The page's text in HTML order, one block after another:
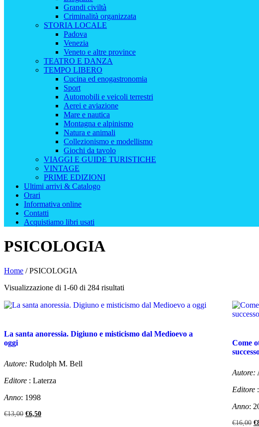
Grandi civiltà
Criminalità organizzata
STORIA LOCALE
Padova
Venezia
Veneto e altre province
TEATRO E DANZA
TEMPO LIBERO
Cucina ed enogastronomia
Sport
Automobili e veicoli terrestri
Aerei e aviazione
Mare e nautica
Montagna e alpinismo
Natura e animali
Collezionismo e modellismo
Giochi da tavolo
VIAGGI E GUIDE TURISTICHE
VINTAGE
PRIME EDIZIONI
Ultimi arrivi & Catalogo
Orari
Informativa online
Contatti
Acquistiamo libri usati
PSICOLOGIA
Home / PSICOLOGIA
Visualizzazione di 1-60 di 284 risultati
base
recente
La santa anoressia. Digiuno e misticismo dal Medioevo a
oggi
Autore: Rudolph M. Bell
Editore : Laterza
Anno: 1998
€13,00 Il
€6,50Il
Come
Autore:
Editore:
Anno:
€16,00 Il
€